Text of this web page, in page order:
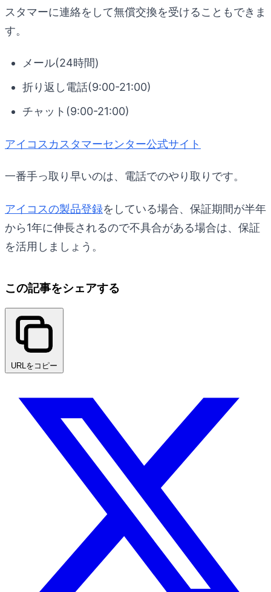
スタマーに連絡をして無償交換を受けることもできま
す。
メール(24時間)
折り返し電話(9:00-21:00)
チャット(9:00-21:00)
アイコスカスタマーセンター公式サイト
一番手っ取り早いのは、電話でのやり取りです。
アイコスの製品登録をしている場合、保証期間が半年
から1年に伸長されるので不具合がある場合は、保証
を活用しましょう。
この記事をシェアする
URLをコピー